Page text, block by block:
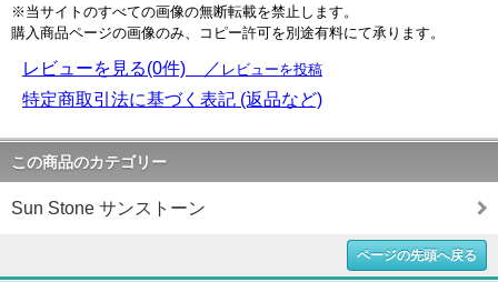
※当サイトのすべての画像の無断転載を禁止します。
購入商品ページの画像のみ、コピー許可を別途有料にて承ります。
レビューを見る(0件) ／ レビューを投稿
特定商取引法に基づく表記 (返品など)
この商品のカテゴリー
Sun Stone サンストーン
ページの先頭へ戻る